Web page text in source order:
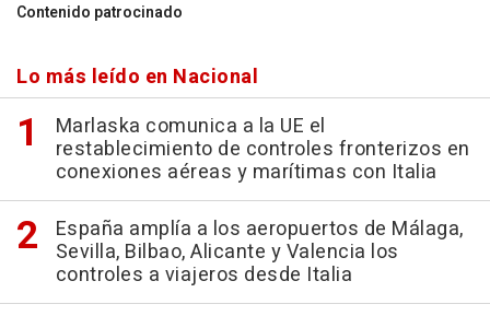
Contenido patrocinado
Lo más leído en Nacional
Marlaska comunica a la UE el
restablecimiento de controles fronterizos en
conexiones aéreas y marítimas con Italia
España amplía a los aeropuertos de Málaga,
Sevilla, Bilbao, Alicante y Valencia los
controles a viajeros desde Italia